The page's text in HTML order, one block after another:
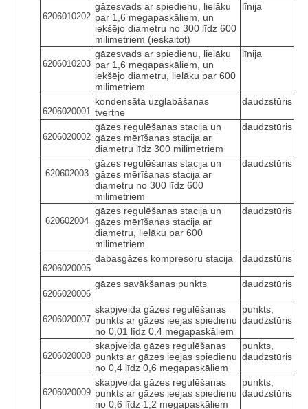
6206010202
gāzesvads ar spiedienu, lielāku
par 1,6 megapaskāliem, un
iekšējo diametru no 300 līdz 600
milimetriem (ieskaitot)
līnija
6206010203
gāzesvads ar spiedienu, lielāku
par 1,6 megapaskāliem, un
iekšējo diametru, lielāku par 600
milimetriem
līnija
6206020001
kondensāta uzglabāšanas
tvertne
daudzstūris
6206020002
gāzes regulēšanas stacija un
gāzes mērīšanas stacija ar
diametru līdz 300 milimetriem
daudzstūris
620602003
gāzes regulēšanas stacija un
gāzes mērīšanas stacija ar
diametru no 300 līdz 600
milimetriem
daudzstūris
620602004
gāzes regulēšanas stacija un
gāzes mērīšanas stacija ar
diametru, lielāku par 600
milimetriem
daudzstūris
6206020005
dabasgāzes kompresoru stacija daudzstūris
6206020006
gāzes savākšanas punkts daudzstūris
6206020007
skapjveida gāzes regulēšanas
punkts ar gāzes ieejas spiedienu
no 0,01 līdz 0,4 megapaskāliem
punkts,
daudzstūris
6206020008
skapjveida gāzes regulēšanas
punkts ar gāzes ieejas spiedienu
no 0,4 līdz 0,6 megapaskāliem
punkts,
daudzstūris
6206020009
skapjveida gāzes regulēšanas
punkts ar gāzes ieejas spiedienu
no 0,6 līdz 1,2 megapaskāliem
punkts,
daudzstūris